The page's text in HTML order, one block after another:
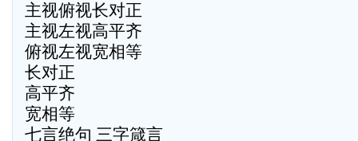
主视俯视长对正
主视左视高平齐
俯视左视宽相等
长对正
高平齐
宽相等
七言绝句 三字箴言